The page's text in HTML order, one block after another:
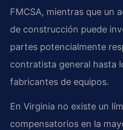
FMCSA, mientras que un
de construcción puede
partes potencialmente
contratista general hasta
fabricantes de equipos.
En Virginia no existe un
compensatorios en la